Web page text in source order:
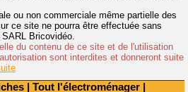
| Tout l'électroménager |
ou non commerciale même partielle des
ce site ne pourra être effectuée sans
Bricovidéo.
du contenu de ce site et de l'utilisation
sont interdites et donneront suite